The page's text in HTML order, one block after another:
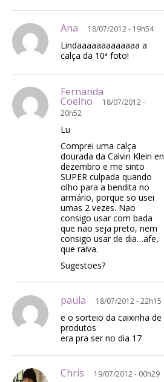
Ana 18/07/2012 - 19h54
Lindaaaaaaaaaaaaa a
calça da 10ª foto!
Fernanda
Coelho
18/07/2012 -
20h52
Lu
Comprei uma calça
dourada da Calvin Klein en
dezembro e me sinto
SUPER culpada quando
olho para a bendita no
armário, porque so usei
umas 2 vezes. Nao
consigo usar com bada
que nao seja preto, nem
consigo usar de dia…afe,
que raiva.
Sugestoes?
paula 18/07/2012 - 22h15
e o sorteio da caixinha de
produtos
era pra ser no dia 17
Chris 19/07/2012 - 00h29